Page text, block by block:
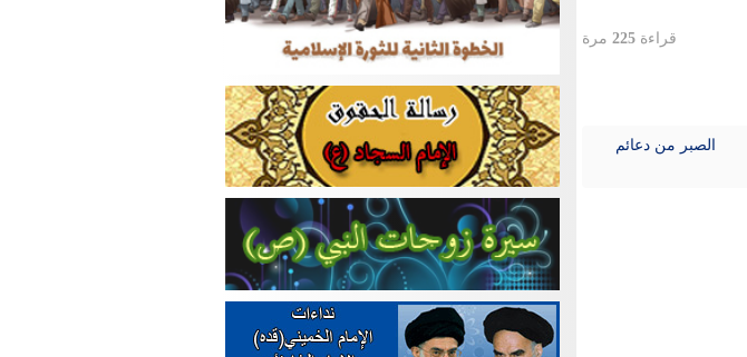
قراءة 225مرة
الصبر من دعائم